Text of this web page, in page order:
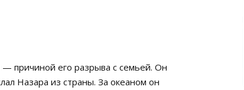
причиной его разрыва с семьей. Он
Назара из страны. За океаном он